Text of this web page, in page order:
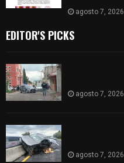
agosto 7, 2026
EDITOR'S PICKS
agosto 7, 2026
agosto 7, 2026